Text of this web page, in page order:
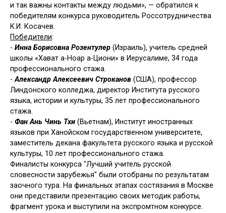
и так важны контакты между людьми», — обратился к
победителям конкурса руководитель Россотрудничества
К.И. Косачев.
Победители:
- Инна Борисовна Розентулер (Израиль), учитель средней
школы «Хават а-Ноар а-Циони» в Иерусалиме, 34 года
профессионального стажа.
-Александр Алексеевич Строканов (США), профессор
Линдонского колледжа, директор Института русского
языка, истории и культуры, 35 лет профессионального
стажа.
- Фан Ань Чинь Тхи (Вьетнам), Институт иностранных
языков при Ханойском государственном университете,
заместитель декана факультета русского языка и русской
культуры, 10 лет профессионального стажа.
Финалисты конкурса "Лучший учитель русской
словесности зарубежья" были отобраны по результатам
заочного тура. На финальных этапах состязания в Москве
они представили презентацию своих методик работы,
фрагмент урока и выступили на экспромтном конкурсе.